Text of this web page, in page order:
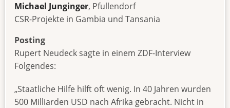
Michael Junginger, Pfullendorf
CSR-Projekte in Gambia und Tansania
Posting
Rupert Neudeck sagte in einem ZDF-Interview
Folgendes:
„Staatliche Hilfe hilft oft wenig. In 40 Jahren wurden
500 Milliarden USD nach Afrika gebracht. Nicht in